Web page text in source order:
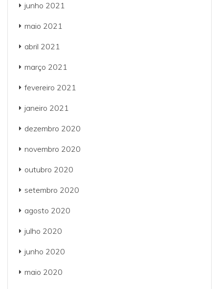
junho 2021
maio 2021
abril 2021
março 2021
fevereiro 2021
janeiro 2021
dezembro 2020
novembro 2020
outubro 2020
setembro 2020
agosto 2020
julho 2020
junho 2020
maio 2020